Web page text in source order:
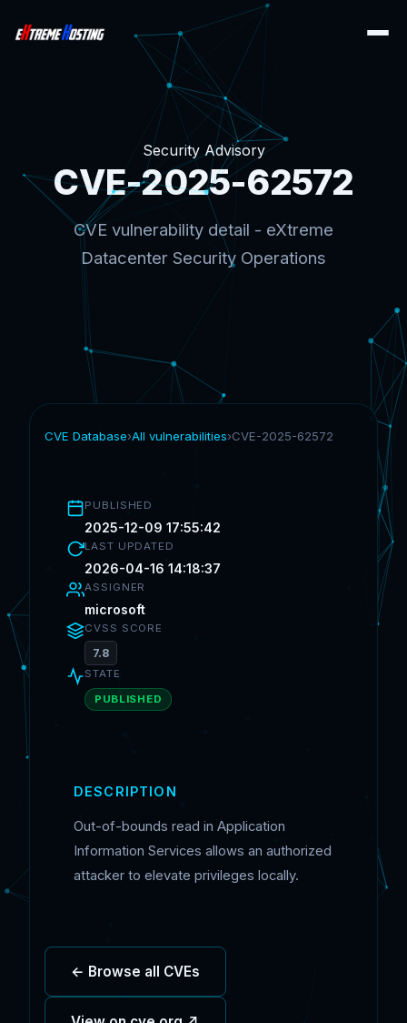
Security Advisory
CVE-2025-62572
CVE vulnerability detail - eXtreme
Datacenter Security Operations
CVE Database›All vulnerabilities›CVE-2025-62572
PUBLISHED
2025-12-09 17:55:42
LAST UPDATED
2026-04-16 14:18:37
ASSIGNER
microsoft
CVSS SCORE
7.8
STATE
PUBLISHED
DESCRIPTION
Out-of-bounds read in Application
Information Services allows an authorized
attacker to elevate privileges locally.
← Browse all CVEs